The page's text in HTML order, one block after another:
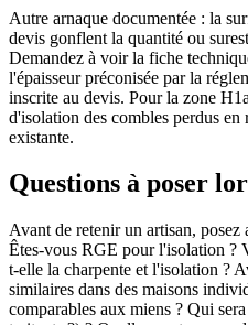
Autre arnaque documentée : la
devis gonflent la quantité ou
Demandez à voir la fiche
l'épaisseur préconisée par la
inscrite au devis. Pour la zone
d'isolation des combles perdus
existante.
Questions à poser
Avant de retenir un artisan, posez
Êtes-vous RGE pour l'isolation ?
t-elle la charpente et l'isolation ?
similaires dans des maisons
comparables aux miens ? Qui